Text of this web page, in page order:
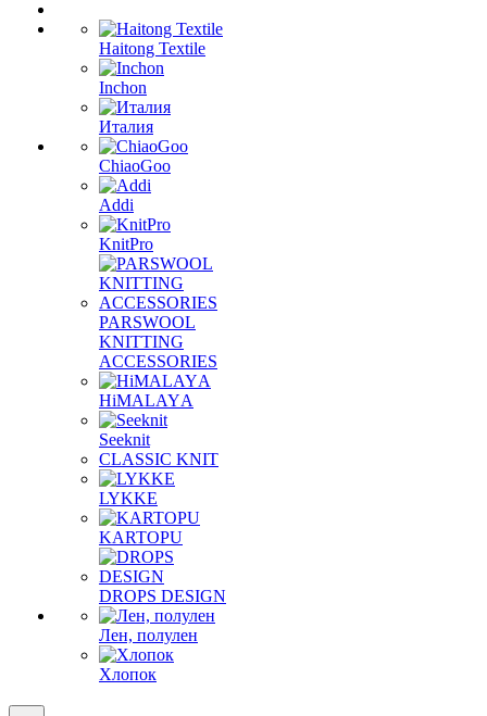
Haitong Textilе
Inchon
Италия
ChiaoGoo
Addi
KnitPro
PARSWOOL
KNITTING
ACCESSORIES
HiMALAYА
Seeknit
CLASSIC KNIT
LYKKE
KАRTOPU
DROPS DЕSIGN
Лен, полулен
Хлопок